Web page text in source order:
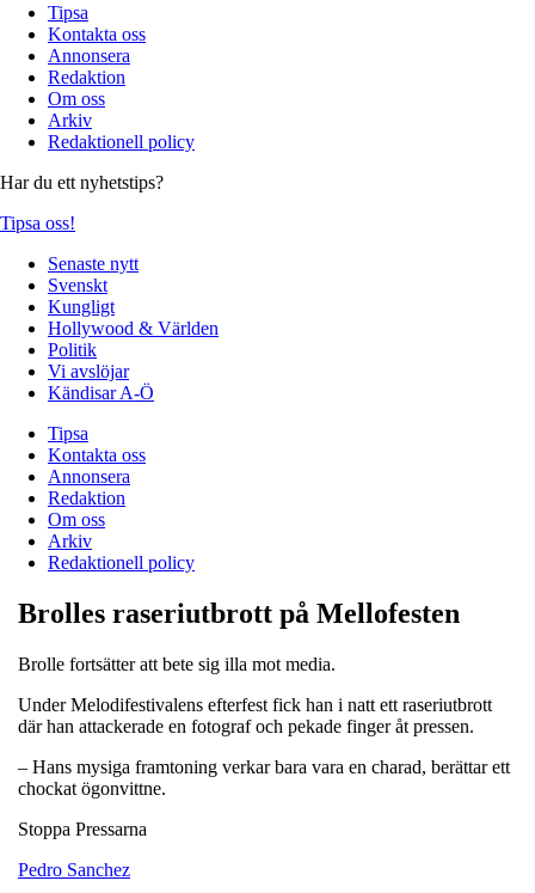
Tipsa
Kontakta oss
Annonsera
Redaktion
Om oss
Arkiv
Redaktionell policy
Har du ett nyhetstips?
Tipsa oss!
Senaste nytt
Svenskt
Kungligt
Hollywood & Världen
Politik
Vi avslöjar
Kändisar A-Ö
Tipsa
Kontakta oss
Annonsera
Redaktion
Om oss
Arkiv
Redaktionell policy
Brolles raseriutbrott på Mellofesten
Brolle fortsätter att bete sig illa mot media.
Under Melodifestivalens efterfest fick han i natt ett raseriutbrott
där han attackerade en fotograf och pekade finger åt pressen.
– Hans mysiga framtoning verkar bara vara en charad, berättar ett
chockat ögonvittne.
Stoppa Pressarna
Pedro Sanchez